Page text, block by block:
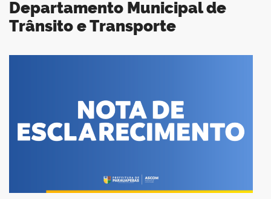
Departamento Municipal de
Trânsito e Transporte